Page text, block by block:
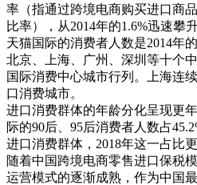
率（指通过跨境电商购买进口商
比率），从2014年的1.6%迅速攀
天猫国际的消费者人数是2014年的
北京、上海、广州、深圳等十个
国际消费中心城市行列。上海连
口消费城市。
进口消费群体的年龄分化呈现更
际的90后、95后消费者人数占
进口消费群体，2018年这一占比
随着中国跨境电商零售进口保税
运营模式的逐渐成熟，作为中国